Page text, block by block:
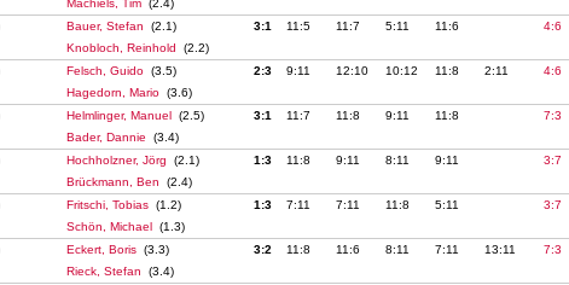
Machiels, Tim (2.4)
Bauer, Stefan
(2.1)
Knobloch, Reinhold
(2.2)
3:1 11:5 11:7 5:11 11:6 4:6
Felsch, Guido (3.5)
Hagedorn, Mario (3.6)
2:3 9:11 12:10 10:12 11:8 2:11 4:6
Helmlinger, Manuel (2.5)
Bader, Dannie
(3.4)
3:1 11:7 11:8 9:11 11:8 7:3
Hochholzner, Jörg
(2.1)
Brückmann, Ben
(2.4)
1:3 11:8 9:11 8:11 9:11 3:7
Fritschi, Tobias (1.2)
Schön, Michael (1.3)
1:3 7:11 7:11 11:8 5:11 3:7
Eckert, Boris (3.3)
Rieck, Stefan
(3.4)
3:2 11:8 11:6 8:11 7:11 13:11 7:3